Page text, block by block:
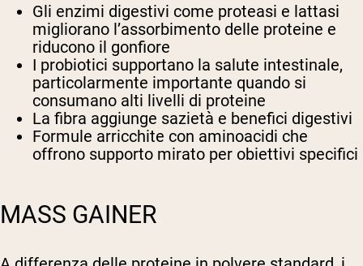
Gli enzimi digestivi come proteasi e lattasi
migliorano l’assorbimento delle proteine e
riducono il gonfiore
I probiotici supportano la salute intestinale,
particolarmente importante quando si
consumano alti livelli di proteine
La fibra aggiunge sazietà e benefici digestivi
Formule arricchite con aminoacidi che
offrono supporto mirato per obiettivi specifici
MASS GAINER